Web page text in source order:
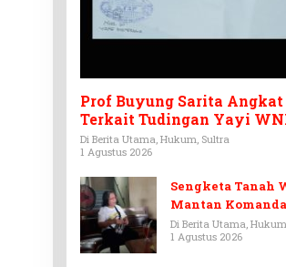
Prof Buyung Sarita Angkat
Terkait Tudingan Yayi
Ditagih Utang Rp3,6 Miliar
Di Berita Utama, Hukum, Sultra
1 Agustus 2026
Sengketa Tanah
Mantan
143/HO, Ketika
Menjadi Arena
Di Berita Utama,
1 Agustus 2026